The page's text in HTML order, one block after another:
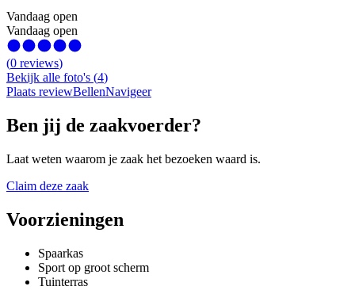
Vandaag open
Vandaag open
(0 reviews)
Bekijk alle foto's (4)
Plaats reviewBellenNavigeer
Ben jij de zaakvoerder?
Laat weten waarom je zaak het bezoeken waard is.
Claim deze zaak
Voorzieningen
Spaarkas
Sport op groot scherm
Tuinterras